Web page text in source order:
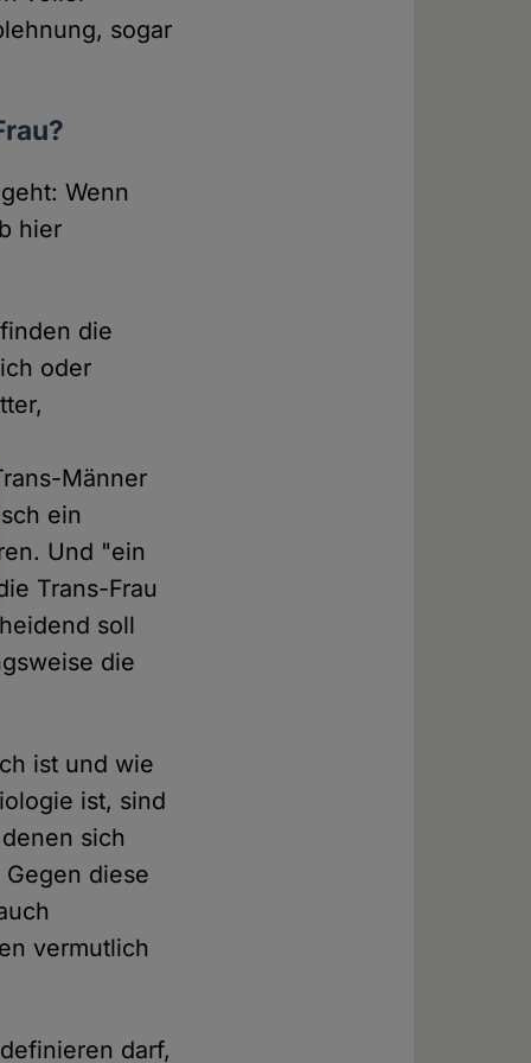
sogar
Wenn
hier
die
oder
Männer
ein
Und "ein
Trans-Frau
soll
die
ist und wie
ist, sind
sich
diese
vermutlich
darf,